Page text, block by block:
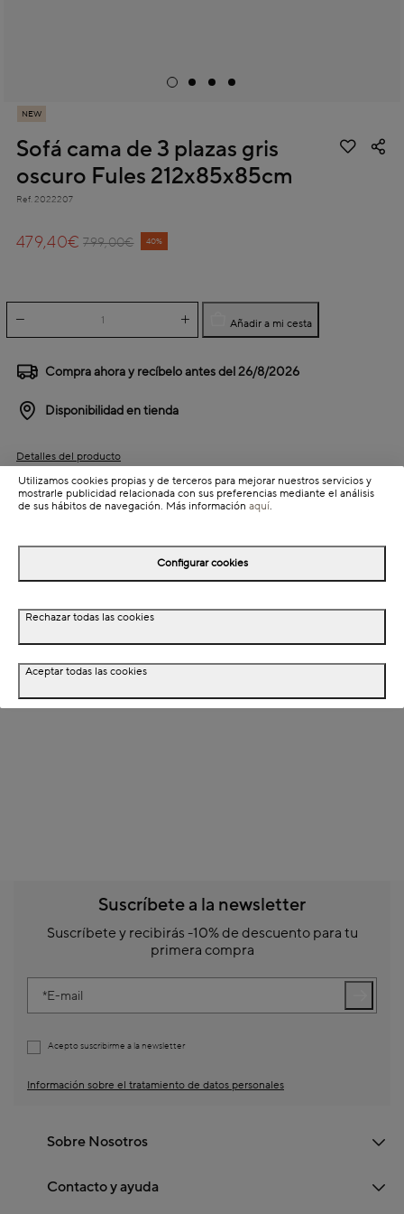
NEW
Sofá cama de 3 plazas gris
oscuro Fules 212x85x85cm
Ref. 2022207
Price reduced from
799,00€
to 40%
479,40€
Añadir a mi cesta
Compra ahora y recíbelo antes del26/8/2026
Disponibilidad en tienda
Detalles del producto
Colección: Fules
Información de envío
Detalles del producto
Descripción
Dimensiones
Suscríbete a la newsletter
Suscríbete y recibirás -10% de descuento para tu
primera compra
E-mail
Acepto suscribirme a la newsletter
Información sobre el tratamiento de datos personales
Sobre Nosotros
Contacto y ayuda
Utilizamos cookies propias y de terceros para mejorar nuestros servicios y
mostrarle publicidad relacionada con sus preferencias mediante el análisis
de sus hábitos de navegación. Más información aquí.
Configurar cookies
Rechazar todas las cookies
Aceptar todas las cookies